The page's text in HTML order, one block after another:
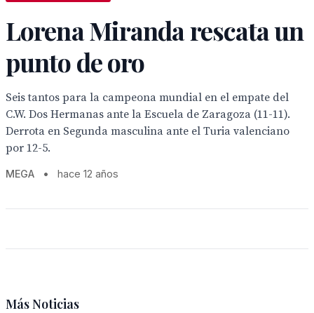
Lorena Miranda rescata un
punto de oro
Seis tantos para la campeona mundial en el empate del
C.W. Dos Hermanas ante la Escuela de Zaragoza (11-11).
Derrota en Segunda masculina ante el Turia valenciano
por 12-5.
MEGA • hace 12 años
Más Noticias